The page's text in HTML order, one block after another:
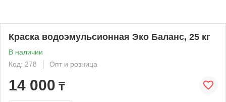
Краска водоэмульсионная Эко Баланс, 25 кг
В наличии
Код: 278
Опт и розница
14 000 ₸